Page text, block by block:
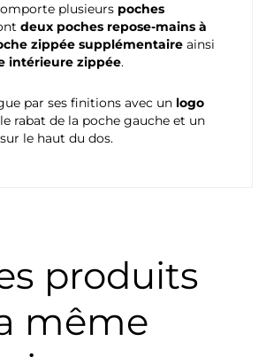
plusieurs poches
deux poches repose-mains à
zippée supplémentaire ainsi
intérieure zippée.
par ses finitions avec un logo
rabat de la poche gauche et un
sur le haut du dos.
produits
même